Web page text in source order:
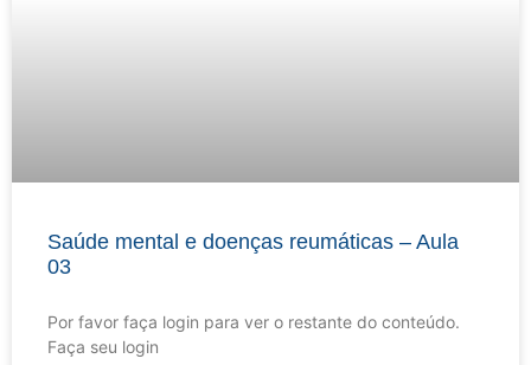
Saúde mental e doenças reumáticas – Aula
03
Por favor faça login para ver o restante do conteúdo.
Faça seu login